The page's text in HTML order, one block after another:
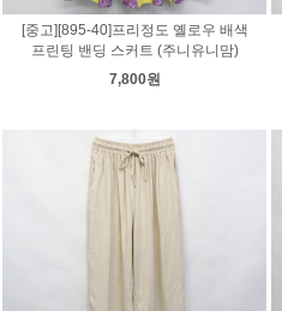
[중고][895-40]프리정도 옐로우 배색
프린팅 밴딩 스커트 (주니유니맘)
7,800원